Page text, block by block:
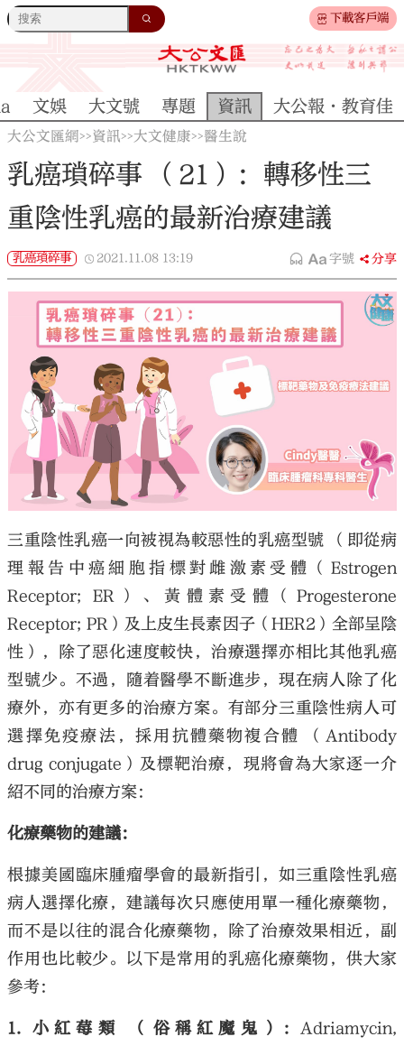
下載客戶端
文娛 大文號 專題 資訊 大公報·教育佳
大公文匯網>>資訊>>大文健康>>醫生說
乳癌瑣碎事 （21）：轉移性三
重陰性乳癌的最新治療建議
乳癌瑣碎事 2021.11.08 13:19 字號 分享
三重陰性乳癌一向被視為較惡性的乳癌型號 （即從病
理報告中癌細胞指標對雌激素受體（Estrogen
Receptor; ER）、黃體素受體（Progesterone
Receptor; PR）及上皮生長素因子（HER2）全部呈陰
性），除了惡化速度較快，治療選擇亦相比其他乳癌
型號少。不過，隨着醫學不斷進步，現在病人除了化
療外，亦有更多的治療方案。有部分三重陰性病人可
選擇免疫療法，採用抗體藥物複合體 （Antibody
drug conjugate）及標靶治療，現將會為大家逐一介
紹不同的治療方案：
化療藥物的建議：
根據美國臨床腫瘤學會的最新指引，如三重陰性乳癌
病人選擇化療，建議每次只應使用單一種化療藥物，
而不是以往的混合化療藥物，除了治療效果相近，副
作用也比較少。以下是常用的乳癌化療藥物，供大家
參考：
1. 小紅莓類 （俗稱紅魔鬼）: Adriamycin,